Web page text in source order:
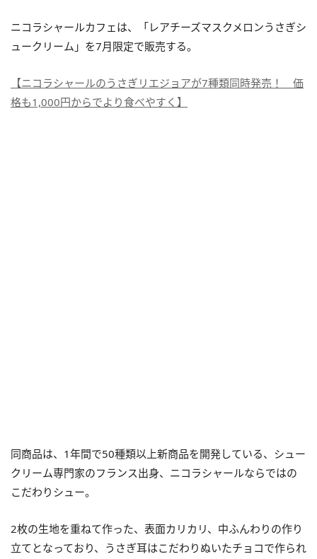
ニコラシャールカフェは、「レアチーズマスクメロンうさぎシ
ュークリーム」を7月限定で販売する。
【ニコラシャールのうさぎリエジョアが7種類同時発売！ 価
格も1,000円からでより食べやすく】
同商品は、1年間で50種類以上新商品を開発している、シュー
クリーム専門家のフランス出身、ニコラシャールならではの
こだわりシュー。
2枚の生地を重ねて作った、表面カリカリ、中ふんわりの作り
立てとなっており、うさぎ耳はこだわりぬいたチョコで作られ